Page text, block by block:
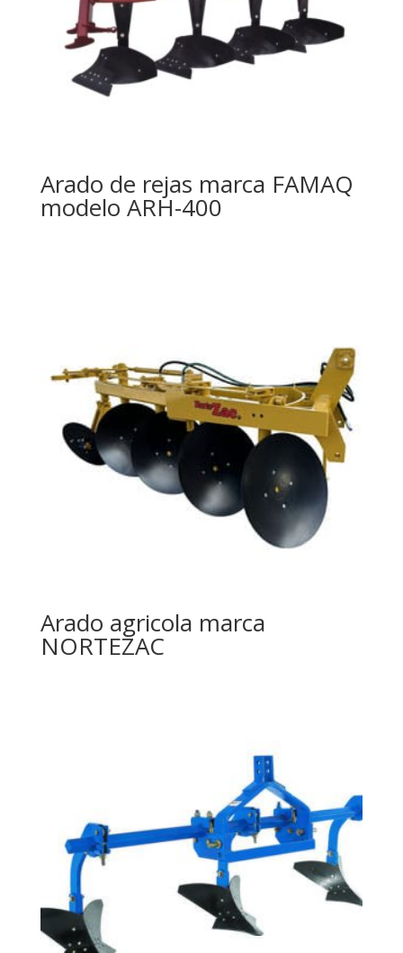
Arado de rejas marca FAMAQ
modelo ARH-400
Arado agricola marca
NORTEZAC